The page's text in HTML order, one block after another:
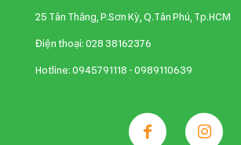
25 Tân Thắng, P.Sơn Kỳ, Q.Tân Phú, Tp.HCM
Điện thoại: 028 38162376
Hotline: 0945791118 - 0989110639